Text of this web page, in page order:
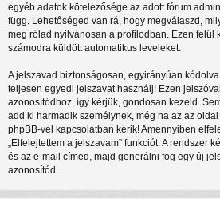
egyéb adatok kötelezősége az adott fórum
függ. Lehetőséged van rá, hogy megválaszd,
meg rólad nyilvánosan a profilodban. Ezen felül
számodra küldött automatikus leveleket.
A jelszavad biztonságosan, egyirányúan
teljesen egyedi jelszavat használj! Ezen
azonosítódhoz, így kérjük, gondosan kezeld.
add ki harmadik személynek, még ha az az
phpBB-vel kapcsolatban kérik! Amennyiben
„Elfelejtettem a jelszavam” funkciót. A rendszer
és az e-mail címed, majd generálni fog egy új
azonosítód.